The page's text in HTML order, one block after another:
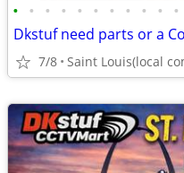
• • • • • • • • • • •
Dkstuf need parts or a
7/8 Saint Louis(local